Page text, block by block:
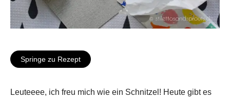
Springe zu Rezept
Leuteeee, ich freu mich wie ein Schnitzel! Heute gibt es